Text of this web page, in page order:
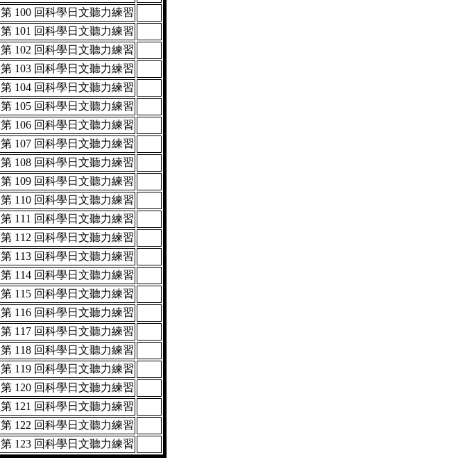
第 100 回科學日文聽力練習
第 101 回科學日文聽力練習
第 102 回科學日文聽力練習
第 103 回科學日文聽力練習
第 104 回科學日文聽力練習
第 105 回科學日文聽力練習
第 106 回科學日文聽力練習
第 107 回科學日文聽力練習
第 108 回科學日文聽力練習
第 109 回科學日文聽力練習
第 110 回科學日文聽力練習
第 111 回科學日文聽力練習
第 112 回科學日文聽力練習
第 113 回科學日文聽力練習
第 114 回科學日文聽力練習
第 115 回科學日文聽力練習
第 116 回科學日文聽力練習
第 117 回科學日文聽力練習
第 118 回科學日文聽力練習
第 119 回科學日文聽力練習
第 120 回科學日文聽力練習
第 121 回科學日文聽力練習
第 122 回科學日文聽力練習
第 123 回科學日文聽力練習